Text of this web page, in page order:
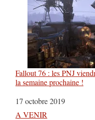
Fallout 76 : les PNJ
la semaine prochaine !
Date
17 octobre 2019
Par rapport à
A VENIR